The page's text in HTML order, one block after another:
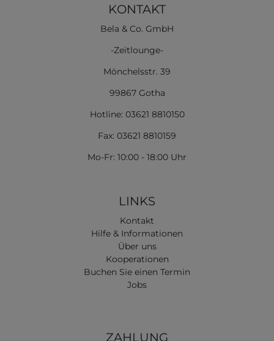
KONTAKT
Bela & Co. GmbH
-Zeitlounge-
Mönchelsstr. 39
99867 Gotha
Hotline: 03621 8810150
Fax: 03621 8810159
Mo-Fr: 10:00 - 18:00 Uhr
LINKS
Kontakt
Hilfe & Informationen
Über uns
Kooperationen
Buchen Sie einen Termin
Jobs
ZAHLUNG